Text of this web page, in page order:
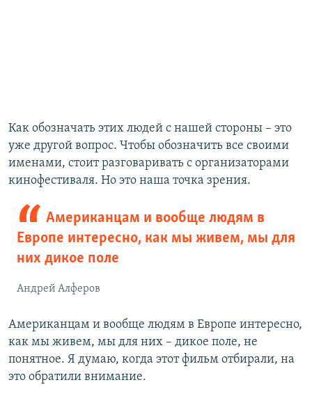
Как обозначать этих людей с нашей стороны – это
уже другой вопрос. Чтобы обозначить все своими
именами, стоит разговаривать с организаторами
кинофестиваля. Но это наша точка зрения.
Американцам и вообще людям в
Европе интересно, как мы живем, мы для
них дикое поле
Андрей Алферов
Американцам и вообще людям в Европе интересно,
как мы живем, мы для них – дикое поле, не
понятное. Я думаю, когда этот фильм отбирали, на
это обратили внимание.